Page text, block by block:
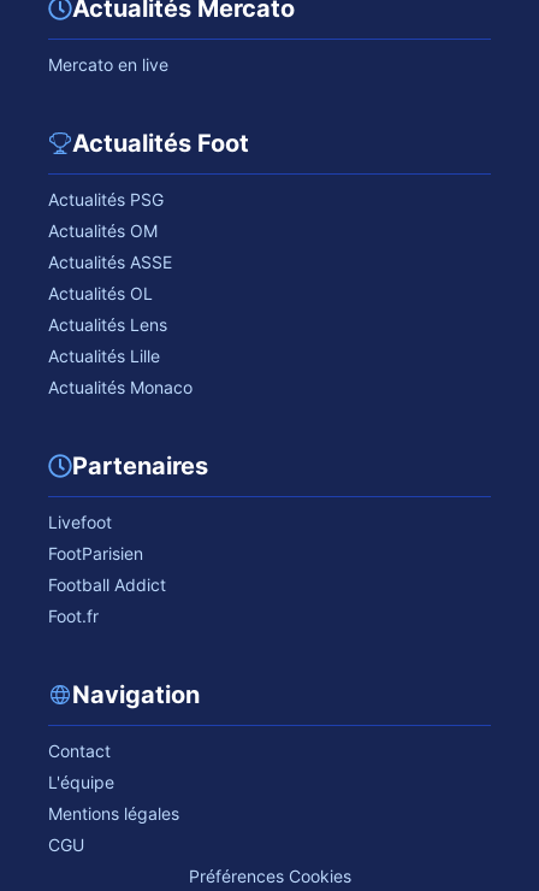
Actualités Mercato
Mercato en live
Actualités Foot
Actualités PSG
Actualités OM
Actualités ASSE
Actualités OL
Actualités Lens
Actualités Lille
Actualités Monaco
Partenaires
Livefoot
FootParisien
Football Addict
Foot.fr
Navigation
Contact
L'équipe
Mentions légales
CGU
Préférences Cookies